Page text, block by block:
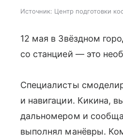
Источник: Центр подготовки
12 мая в Звёздном
со станцией — это
Специалисты
и навигации. Кикина,
дальномером и
выполнял манёвры.